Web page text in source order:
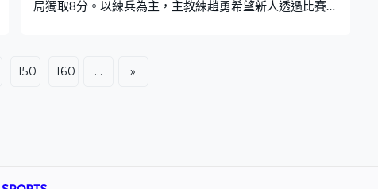
局獨取8分。以練兵為主，主教練趙勇希望新人透過比賽提
150 160 ... »